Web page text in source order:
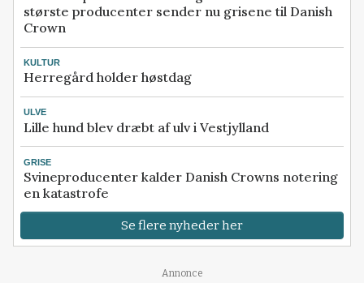
største producenter sender nu grisene til Danish
Crown
KULTUR
Herregård holder høstdag
ULVE
Lille hund blev dræbt af ulv i Vestjylland
GRISE
Svineproducenter kalder Danish Crowns notering
en katastrofe
Se flere nyheder her
Annonce